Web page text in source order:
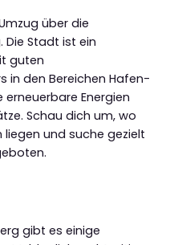
über die
Die Stadt ist ein
guten
in den Bereichen Hafen-
Energien
Schau dich um, wo
und suche gezielt
gibt es einige